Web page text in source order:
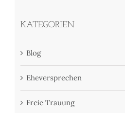
KATEGORIEN
Blog
Eheversprechen
Freie Trauung